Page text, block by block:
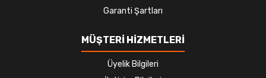
Garanti Şartları
MÜŞTERİ HİZMETLERİ
Üyelik Bilgileri